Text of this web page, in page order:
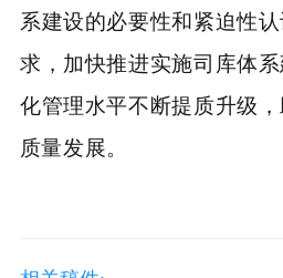
系建设的必要性和紧迫性
求，加快推进实施司库体
化管理水平不断提质升级
质量发展。